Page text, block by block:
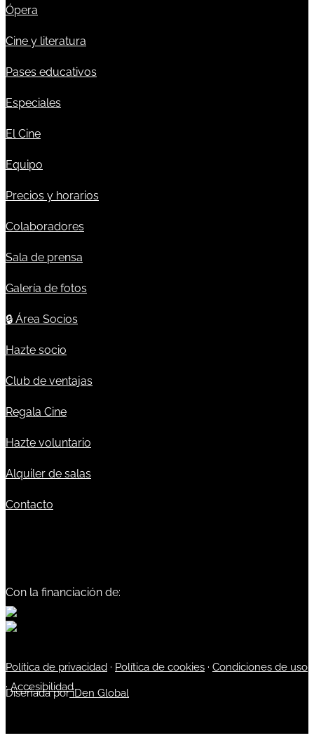
Ópera
Cine y literatura
Pases educativos
Especiales
El Cine
Equipo
Precios y horarios
Colaboradores
Sala de prensa
Galería de fotos
🔒 Área Socios
Hazte socio
Club de ventajas
Regala Cine
Hazte voluntario
Alquiler de salas
Contacto
Con la financiación de:
Política de privacidad · Política de cookies · Condiciones de uso
·Accesibilidad
Diseñada poriDen Global